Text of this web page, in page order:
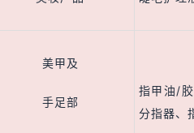
美甲及
手足部
指甲油/
分指器、